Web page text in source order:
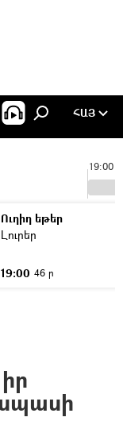
ՀԱՅ
19:00
Ուղիղ եթեր
Լուրեր
19:00 46 ր